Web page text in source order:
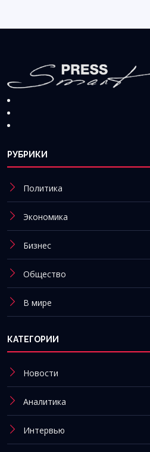
РУБРИКИ
Политика
Экономика
Бизнес
Общество
В мире
КАТЕГОРИИ
Новости
Аналитика
Интервью